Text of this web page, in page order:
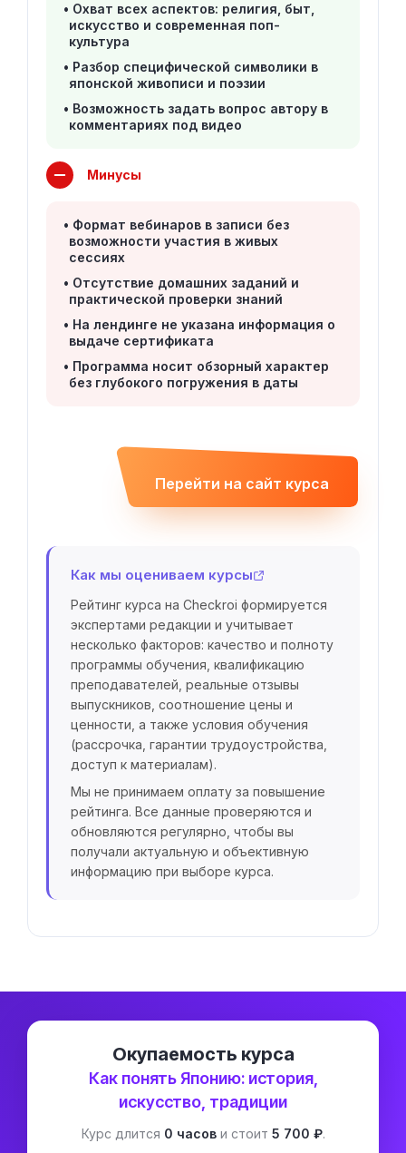
Охват всех аспектов: религия, быт,
искусство и современная поп-
культура
Разбор специфической символики в
японской живописи и поэзии
Возможность задать вопрос автору в
комментариях под видео
Минусы
Формат вебинаров в записи без
возможности участия в живых
сессиях
Отсутствие домашних заданий и
практической проверки знаний
На лендинге не указана информация о
выдаче сертификата
Программа носит обзорный характер
без глубокого погружения в даты
Перейти на сайт курса
Как мы оцениваем курсы
Рейтинг курса на Checkroi формируется
экспертами редакции и учитывает
несколько факторов: качество и полноту
программы обучения, квалификацию
преподавателей, реальные отзывы
выпускников, соотношение цены и
ценности, а также условия обучения
(рассрочка, гарантии трудоустройства,
доступ к материалам).
Мы не принимаем оплату за повышение
рейтинга. Все данные проверяются и
обновляются регулярно, чтобы вы
получали актуальную и объективную
информацию при выборе курса.
Окупаемость курса
Как понять Японию: история,
искусство, традиции
Курс длится 0 часови стоит 5 700 ₽.